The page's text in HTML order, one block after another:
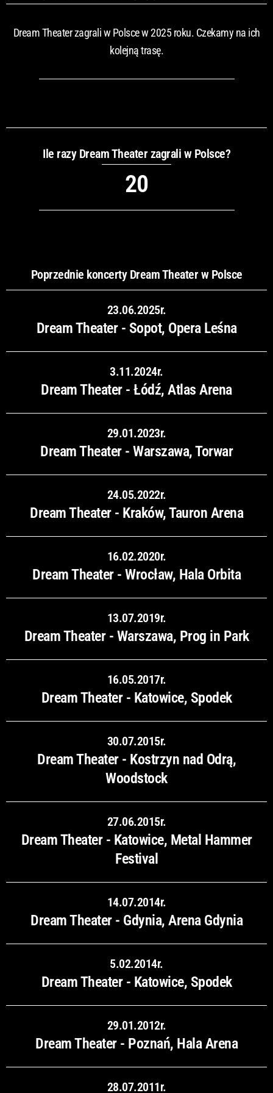
Dream Theater zagrali w Polsce w 2025 roku. Czekamy na ich
kolejną trasę.
Ile razy Dream Theater zagrali w Polsce?
20
Poprzednie koncerty Dream Theater w Polsce
23.06.2025r.
Dream Theater - Sopot, Opera Leśna
3.11.2024r.
Dream Theater - Łódź, Atlas Arena
29.01.2023r.
Dream Theater - Warszawa, Torwar
24.05.2022r.
Dream Theater - Kraków, Tauron Arena
16.02.2020r.
Dream Theater - Wrocław, Hala Orbita
13.07.2019r.
Dream Theater - Warszawa, Prog in Park
16.05.2017r.
Dream Theater - Katowice, Spodek
30.07.2015r.
Dream Theater - Kostrzyn nad Odrą,
Woodstock
27.06.2015r.
Dream Theater - Katowice, Metal Hammer
Festival
14.07.2014r.
Dream Theater - Gdynia, Arena Gdynia
5.02.2014r.
Dream Theater - Katowice, Spodek
29.01.2012r.
Dream Theater - Poznań, Hala Arena
28.07.2011r.